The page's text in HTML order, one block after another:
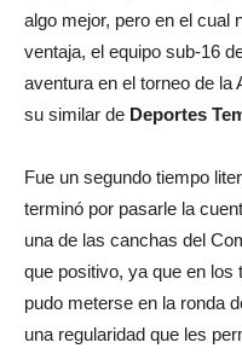
algo mejor, pero en el cual
ventaja, el equipo sub-16
aventura en el torneo de la
su similar de Deportes
Fue un segundo tiempo
terminó por pasarle la
una de las canchas del
que positivo, ya que en los
pudo meterse en la ronda
una regularidad que les